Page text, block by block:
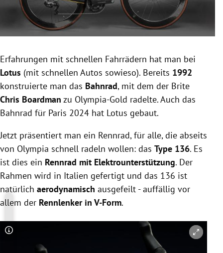
Untermenü
Untermenü
Untermenü
Erfahrungen mit schnellen Fahrrädern hat man bei
Lotus (mit schnellen Autos sowieso). Bereits 1992
konstruierte man das Bahnrad, mit dem der Brite
Chris Boardman zu Olympia-Gold radelte. Auch das
Bahnrad für Paris 2024 hat Lotus gebaut.
Jetzt präsentiert man ein Rennrad, für alle, die abseits
von Olympia schnell radeln wollen: das Type 136. Es
ist dies ein Rennrad mit Elektrounterstützung. Der
Rahmen wird in Italien gefertigt und das 136 ist
natürlich aerodynamisch ausgefeilt - auffällig vor
allem der Rennlenker in V-Form.
Copyright-Hinweis öffnen/schließen